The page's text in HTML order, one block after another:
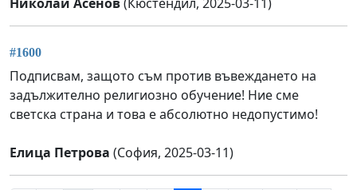
#1600
Подписвам, защото съм против въвеждането на
задължително религиозно обучение! Ние сме
светска страна и това е абсолютно недопустимо!
Елица Петрова (София, 2025-03-11)